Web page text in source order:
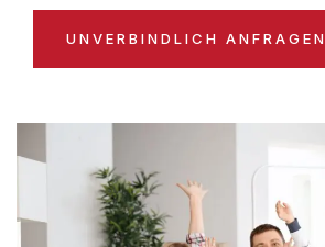
UNVERBINDLICH ANFRAGEN